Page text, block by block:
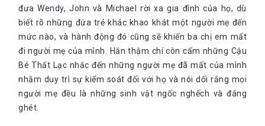
đưa Wendy, John và Michael rời xa gia đình của họ, dù
biết rõ những đứa trẻ khác khao khát một người mẹ đến
mức nào, và hành động đó cũng sẽ khiến ba chị em mất
đi người mẹ của mình. Hắn thậm chí còn cấm những Cậu
Bé Thất Lạc nhắc đến những người mẹ đã mất của mình
nhằm duy trì sự kiểm soát đối với họ và nói dối rằng mọi
người mẹ đều là những sinh vật ngốc nghếch và đáng
ghét.